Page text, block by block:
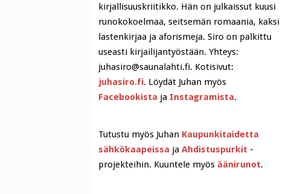
kirjallisuuskriitikko. Hän on julkaissut kuusi
runokokoelmaa, seitsemän romaania, kaksi
lastenkirjaa ja aforismeja. Siro on palkittu
useasti kirjailijantyöstään. Yhteys:
juhasiro@saunalahti.fi. Kotisivut:
juhasiro.fi. Löydät Juhan myös
Facebookista ja Instagramista.
Tutustu myös Juhan Kaupunkitaidetta
sähkökaapeissa ja Ahdistuspurkit -
projekteihin. Kuuntele myös äänirunot.